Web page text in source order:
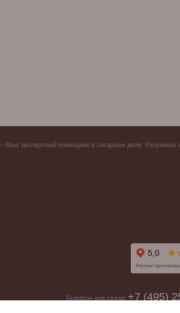
Ваш экспертный помощник в сигарном деле. Разумные
Телефон для связи: +7 (495)